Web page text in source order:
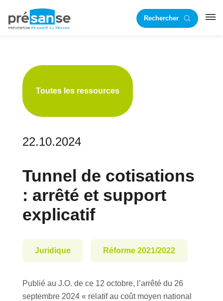
principale
RechercherRST
Toutes les ressources
22.10.2024
Tunnel de cotisations
: arrêté et support
explicatif
Juridique Réforme 2021/2022
Publié au J.O. de ce 12 octobre, l’arrêté du 26
septembre 2024 « relatif au coût moyen national